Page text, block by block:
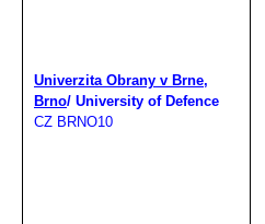
Univerzita Obrany v Brne,
Brno/ University of Defence
CZ BRNO10